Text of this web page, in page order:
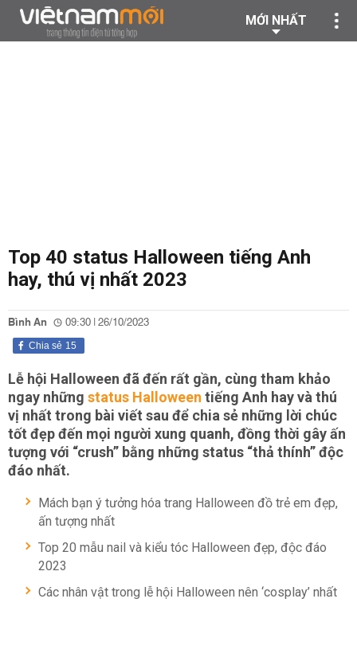
MỚI NHẤT
Top 40 status Halloween tiếng Anh
hay, thú vị nhất 2023
Bình An 09:30 | 26/10/2023
15
Chia sẻ
Lễ hội Halloween đã đến rất gần, cùng tham khảo
ngay những status Halloween tiếng Anh hay và thú
vị nhất trong bài viết sau để chia sẻ những lời chúc
tốt đẹp đến mọi người xung quanh, đồng thời gây ấn
tượng với “crush” bằng những status “thả thính” độc
đáo nhất.
Mách bạn ý tưởng hóa trang Halloween đồ trẻ em đẹp,
ấn tượng nhất
Top 20 mẫu nail và kiểu tóc Halloween đẹp, độc đáo
2023
Các nhân vật trong lễ hội Halloween nên ‘cosplay’ nhất